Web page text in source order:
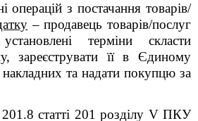
операцій з постачання товарів/
– продавець товарів/послуг
терміни скласти
зареєструвати її в Єдиному
накладних та надати покупцю за
статті 201 розділу V ПКУ